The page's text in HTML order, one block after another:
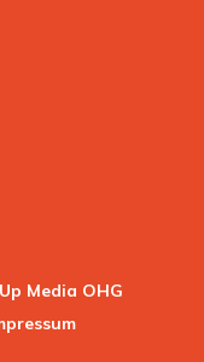
Media OHG